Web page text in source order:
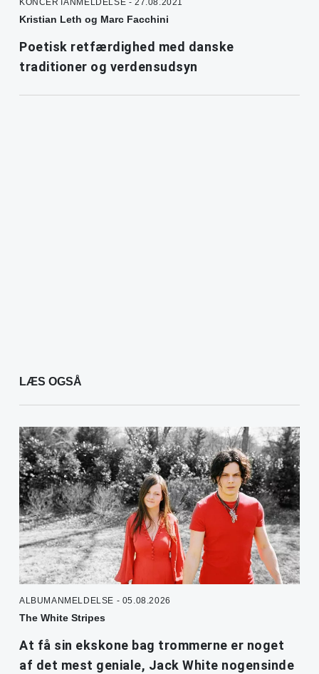
KONCERTANMELDELSE - 27.08.2021
Kristian Leth og Marc Facchini
Poetisk retfærdighed med danske
traditioner og verdensudsyn
LÆS OGSÅ
ALBUMANMELDELSE - 05.08.2026
The White Stripes
At få sin ekskone bag trommerne er noget
af det mest geniale, Jack White nogensinde